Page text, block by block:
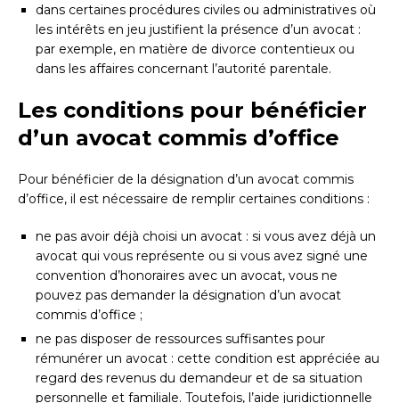
dans certaines procédures civiles ou administratives où
les intérêts en jeu justifient la présence d’un avocat :
par exemple, en matière de divorce contentieux ou
dans les affaires concernant l’autorité parentale.
Les conditions pour bénéficier
d’un avocat commis d’office
Pour bénéficier de la désignation d’un avocat commis
d’office, il est nécessaire de remplir certaines conditions :
ne pas avoir déjà choisi un avocat : si vous avez déjà un
avocat qui vous représente ou si vous avez signé une
convention d’honoraires avec un avocat, vous ne
pouvez pas demander la désignation d’un avocat
commis d’office ;
ne pas disposer de ressources suffisantes pour
rémunérer un avocat : cette condition est appréciée au
regard des revenus du demandeur et de sa situation
personnelle et familiale. Toutefois, l’aide juridictionnelle